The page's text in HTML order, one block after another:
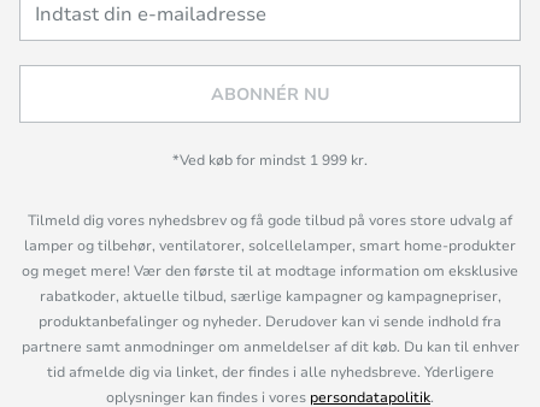
ABONNÉR NU
*Ved køb for mindst 1 999 kr.
Tilmeld dig vores nyhedsbrev og få gode tilbud på vores store udvalg af
lamper og tilbehør, ventilatorer, solcellelamper, smart home-produkter
og meget mere! Vær den første til at modtage information om eksklusive
rabatkoder, aktuelle tilbud, særlige kampagner og kampagnepriser,
produktanbefalinger og nyheder. Derudover kan vi sende indhold fra
partnere samt anmodninger om anmeldelser af dit køb. Du kan til enhver
tid afmelde dig via linket, der findes i alle nyhedsbreve. Yderligere
oplysninger kan findes i vores persondatapolitik.